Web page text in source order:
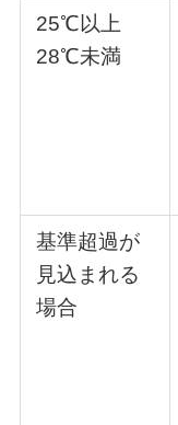
25℃以上
28℃未満
基準超過が
見込まれる
場合